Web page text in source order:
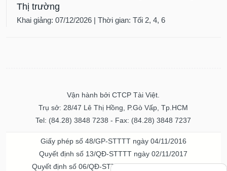
Thị trường
Khai giảng: 07/12/2026 | Thời gian: Tối 2, 4, 6
Vận hành bởi CTCP Tài Việt.
Trụ sở: 28/47 Lê Thị Hồng, P.Gò Vấp, Tp.HCM
Tel: (84.28) 3848 7238 - Fax: (84.28) 3848 7237
Giấy phép số 48/GP-STTTT ngày 04/11/2016
Quyết định số 13/QĐ-STTTT ngày 02/11/2017
Quyết định số 06/QĐ-STTTT-ICP ngày 20/07/2023